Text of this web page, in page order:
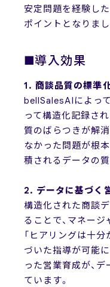
安定問題を経験し
ポイントとなりまし
■導入効果
1. 商談品質の標準
bellSalesAIによっ
って構造化記録さ
質のばらつきが解
なかった問題が根
積されるデータの
2. データに基づく
構造化された商談
ることで、マネージ
「ヒアリングは十分
づいた指導が可能
った営業育成が、
ています。